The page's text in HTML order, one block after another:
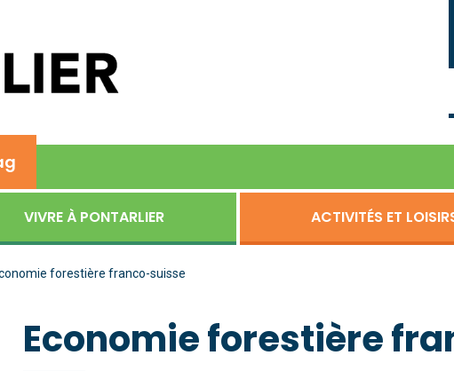
VIVRE À PONTARLIER ACTIVITÉS ET
forestière franco-suisse
Economie forestière